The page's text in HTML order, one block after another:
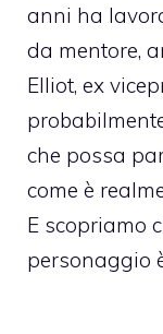
anni ha
da mentore,
Elliot, ex
che possa
come è
E scopriamo
personaggio